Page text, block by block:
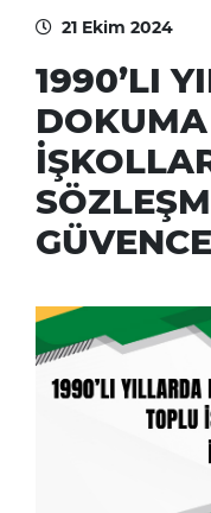
21 Ekim 2024
1990’LI